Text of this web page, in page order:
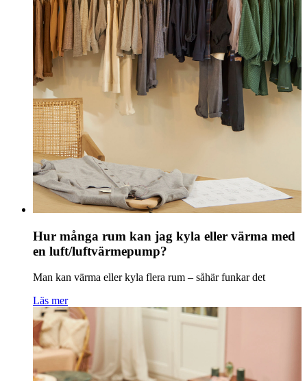
Hur många rum kan jag kyla eller värma med
en luft/luftvärmepump?
Man kan värma eller kyla flera rum – såhär funkar det
Läs mer